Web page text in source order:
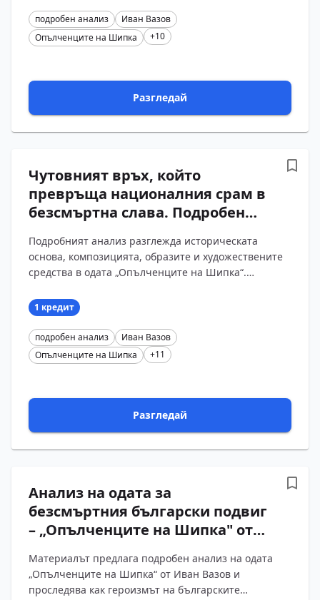
подробен анализ
Иван Вазов
Опълченците на Шипка
+10
Разгледай
Чутовният връх, който
превръща националния срам в
безсмъртна слава. Подробен
Шипка“ от Иван Вазов с
въпроси и отговори
Подробният анализ разглежда историческата
основа, композицията, образите и художествените
средства в одата „Опълченците на Шипка“.
от срама ?...
1 кредит
подробен анализ
Иван Вазов
Опълченците на Шипка
+11
Разгледай
Анализ на одата за
безсмъртния български подвиг
– „Опълченците на Шипка" от
отговори
Материалът предлага подробен анализ на одата
„Опълченците на Шипка“ от Иван Вазов и
проследява как героизмът на българските